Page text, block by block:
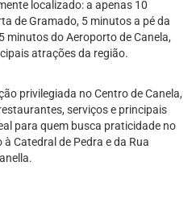
localizado: a apenas 10
de Gramado, 5 minutos a pé da
minutos do Aeroporto de Canela,
atrações da região.
privilegiada no Centro de Canela,
serviços e principais
para quem busca praticidade no
Catedral de Pedra e da Rua